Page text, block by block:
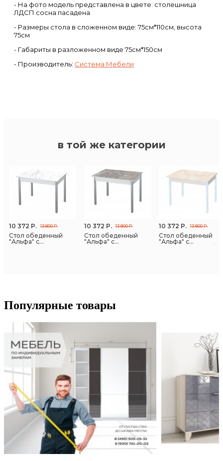
- На фото модель представлена в цвете: столешница
ЛДСП сосна пасадена
- Размеры стола в сложенном виде: 75см*110см, высота
75см
- Габариты в разложенном виде 75см*150см
- Производитель: Система Мебели
в той же категории
10 372 Р. 13 800 Р.
Стол обеденный
"Альфа" с
10 372 Р. 13 800 Р.
Стол обеденный
"Альфа" с
10 372 Р. 13 800 Р.
Стол обеденный
"Альфа" с
Популярные товары